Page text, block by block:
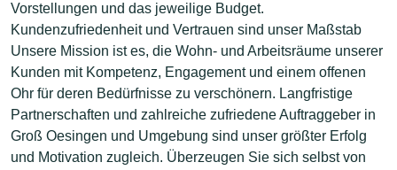
Vorstellungen und das jeweilige Budget.
Kundenzufriedenheit und Vertrauen sind unser Maßstab
Unsere Mission ist es, die Wohn- und Arbeitsräume unserer
Kunden mit Kompetenz, Engagement und einem offenen
Ohr für deren Bedürfnisse zu verschönern. Langfristige
Partnerschaften und zahlreiche zufriedene Auftraggeber in
Groß Oesingen und Umgebung sind unser größter Erfolg
und Motivation zugleich. Überzeugen Sie sich selbst von